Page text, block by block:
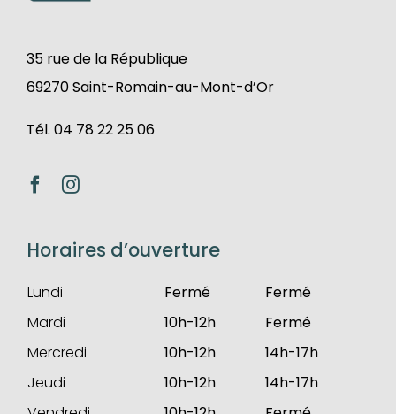
35 rue de la République
69270 Saint-Romain-au-Mont-d’Or
Tél. 04 78 22 25 06
Horaires d’ouverture
Lundi Fermé
Fermé
Mardi
10h-12h
Fermé
Mercredi
10h-12h
14h-17h
Jeudi
10h-12h
14h-17h